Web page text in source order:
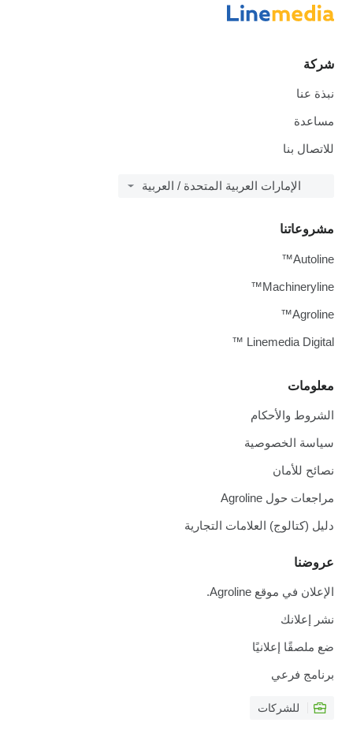
شركة
نبذة عنا
مساعدة
للاتصال بنا
الإمارات العربية المتحدة / العربية
معلومات
الشروط والأحكام
سياسة الخصوصية
نصائح للأمان
مراجعات حول Agroline
دليل (كتالوج) العلامات التجارية
عروضنا
الإعلان في موقع Agroline.
نشر إعلانك
ضع ملصقًا إعلانيًا
برنامج فرعي
للشركات
مشروعاتنا
Autoline™
Machineryline™
Agroline™
Linemedia Digital ™